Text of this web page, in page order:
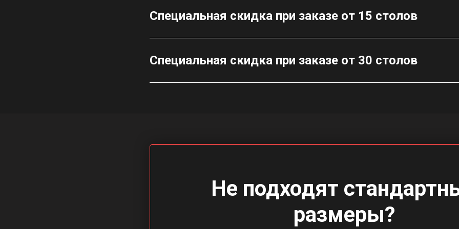
Специальная скидка при заказе от 15 столов
Специальная скидка при заказе от 30 столов
Не подходят
размеры?